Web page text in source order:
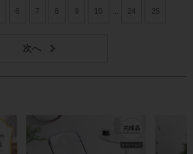
6 7 8 9 10 ... 24 25